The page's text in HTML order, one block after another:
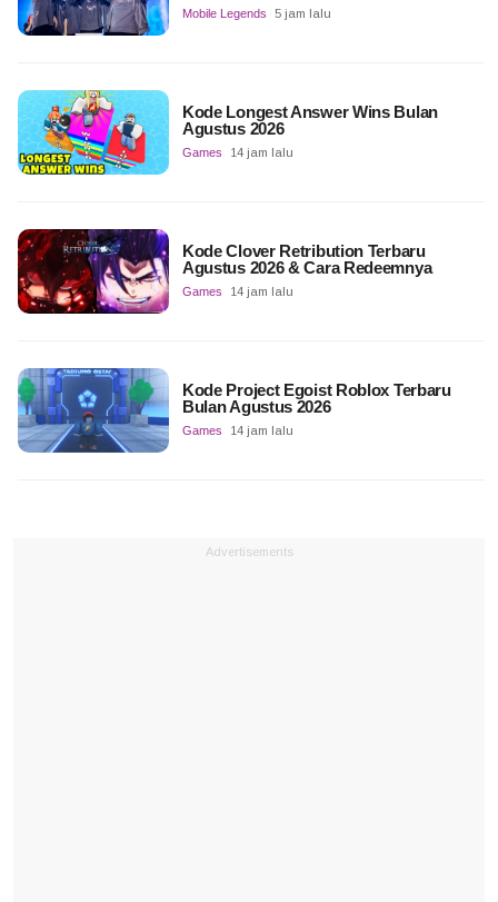
Mobile Legends 5 jam lalu
Kode Longest Answer Wins Bulan
Agustus 2026
Games 14 jam lalu
Kode Clover Retribution Terbaru
Agustus 2026 & Cara Redeemnya
Games 14 jam lalu
Kode Project Egoist Roblox Terbaru
Bulan Agustus 2026
Games 14 jam lalu
Advertisements